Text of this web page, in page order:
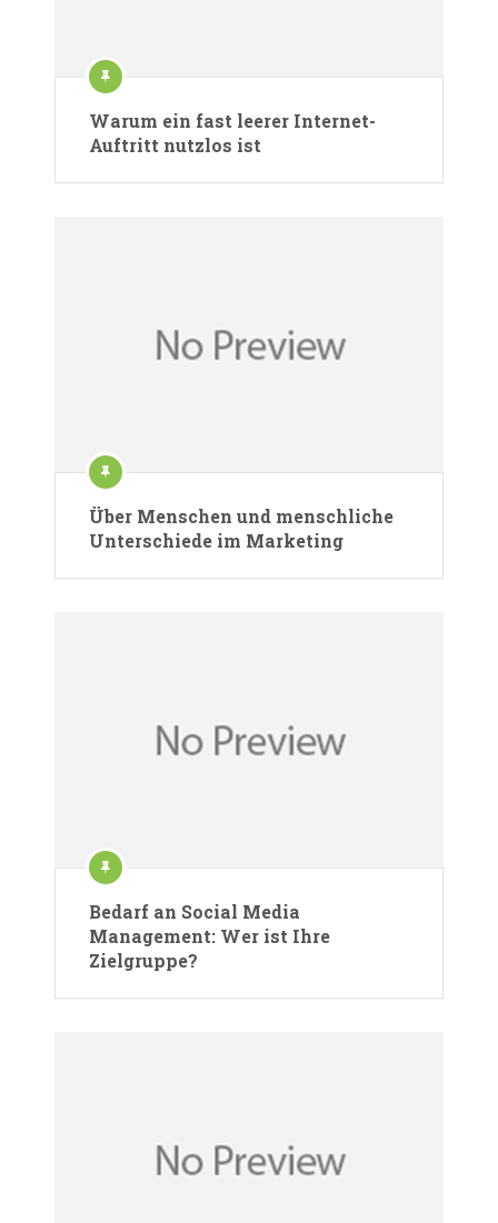
Warum ein fast leerer Internet-
Auftritt nutzlos ist
Über Menschen und menschliche
Unterschiede im Marketing
Bedarf an Social Media
Management: Wer ist Ihre
Zielgruppe?